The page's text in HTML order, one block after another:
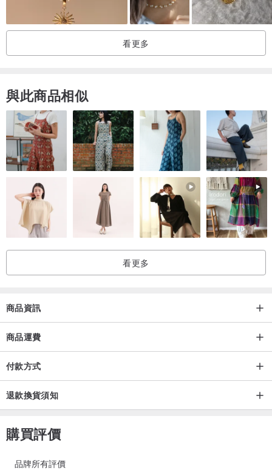
看更多
與此商品相似
看更多
商品資訊
商品運費
付款方式
退款換貨須知
購買評價
品牌所有評價